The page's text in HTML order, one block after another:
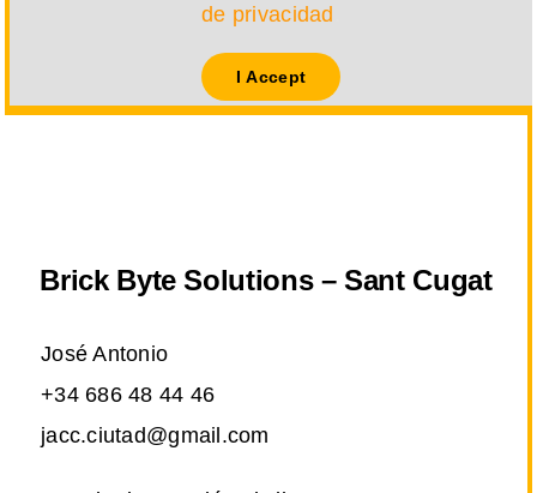
de privacidad
I Accept
Brick Byte Solutions – Sant Cugat
José Antonio
+34 686 48 44 46
jacc.ciutad@gmail.com